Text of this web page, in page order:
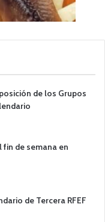
de los Grupos
de semana en
de Tercera RFEF